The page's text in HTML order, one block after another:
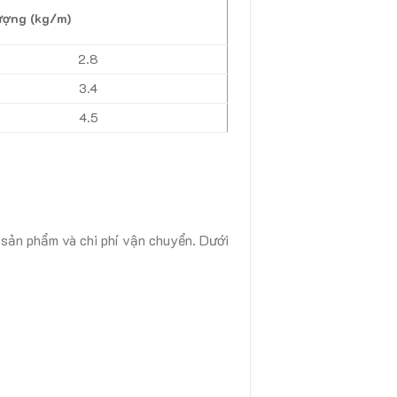
(kg/m)
2.8
3.4
4.5
phẩm và chi phí vận chuyển. Dưới